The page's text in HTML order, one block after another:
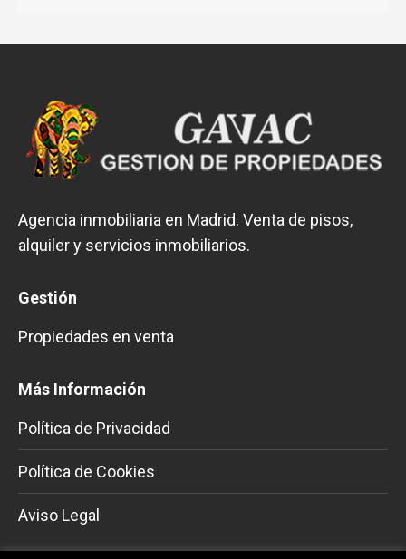
Agencia inmobiliaria en Madrid. Venta de pisos,
alquiler y servicios inmobiliarios.
Gestión
Propiedades en venta
Más Información
Política de Privacidad
Política de Cookies
Aviso Legal